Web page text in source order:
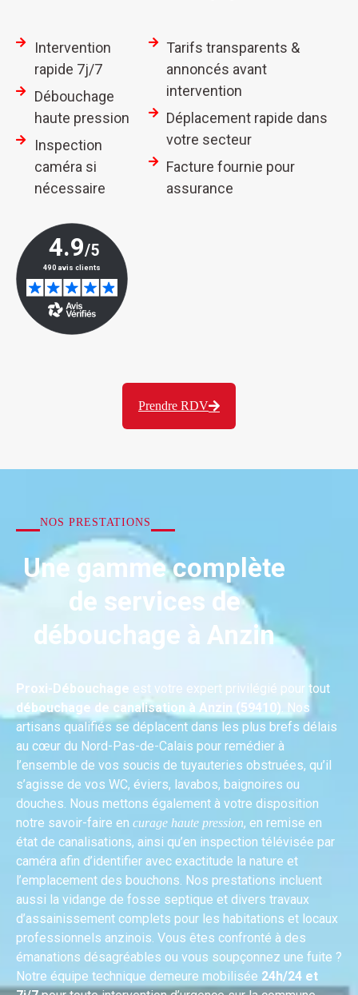
Intervention
rapide 7j/7
Débouchage
haute pression
Inspection
caméra si
nécessaire
Tarifs transparents &
annoncés avant
intervention
Déplacement rapide dans
votre secteur
Facture fournie pour
assurance
Prendre RDV
NOS PRESTATIONS
Une gamme complète
de services de
débouchage à Anzin
Proxi-Débouchage est votre expert privilégié pour tout
débouchage de canalisation à Anzin (59410). Nos
artisans qualifiés se déplacent dans les plus brefs délais
au cœur du Nord-Pas-de-Calais pour remédier à
l’ensemble de vos soucis de tuyauteries obstruées, qu’il
s’agisse de vos WC, éviers, lavabos, baignoires ou
douches. Nous mettons également à votre disposition
notre savoir-faire en curage haute pression, en remise en
état de canalisations, ainsi qu’en inspection télévisée par
caméra afin d’identifier avec exactitude la nature et
l’emplacement des bouchons. Nos prestations incluent
aussi la vidange de fosse septique et divers travaux
d’assainissement complets pour les habitations et locaux
professionnels anzinois. Vous êtes confronté à des
émanations désagréables ou vous soupçonnez une fuite ?
Notre équipe technique demeure mobilisée 24h/24 et